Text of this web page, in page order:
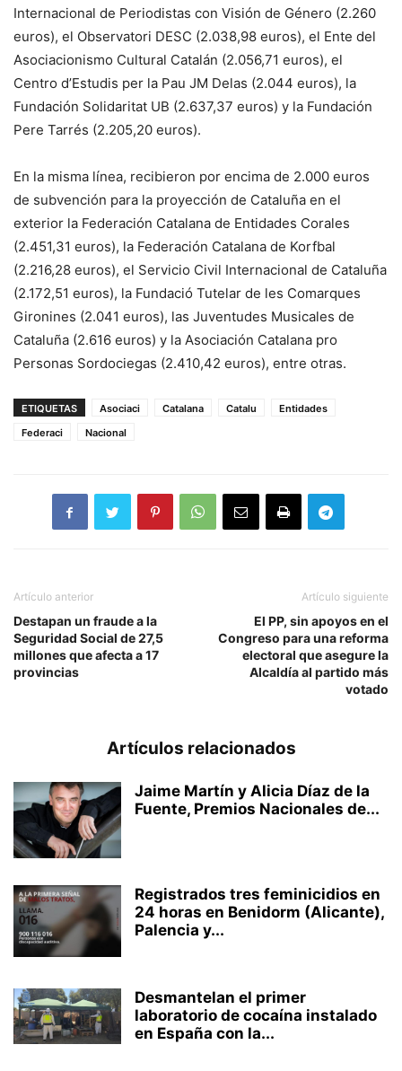
Internacional de Periodistas con Visión de Género (2.260
euros), el Observatori DESC (2.038,98 euros), el Ente del
Asociacionismo Cultural Catalán (2.056,71 euros), el
Centro d’Estudis per la Pau JM Delas (2.044 euros), la
Fundación Solidaritat UB (2.637,37 euros) y la Fundación
Pere Tarrés (2.205,20 euros).
En la misma línea, recibieron por encima de 2.000 euros
de subvención para la proyección de Cataluña en el
exterior la Federación Catalana de Entidades Corales
(2.451,31 euros), la Federación Catalana de Korfbal
(2.216,28 euros), el Servicio Civil Internacional de Cataluña
(2.172,51 euros), la Fundació Tutelar de les Comarques
Gironines (2.041 euros), las Juventudes Musicales de
Cataluña (2.616 euros) y la Asociación Catalana pro
Personas Sordociegas (2.410,42 euros), entre otras.
ETIQUETAS Asociaci Catalana Catalu
Entidades
Federaci
Nacional
Artículo anterior
Destapan un fraude a la
Seguridad Social de 27,5
millones que afecta a 17
provincias
Artículo siguiente
El PP, sin apoyos en el
Congreso para una reforma
electoral que asegure la
Alcaldía al partido más
votado
Artículos relacionados
Jaime Martín y Alicia Díaz de la
Fuente, Premios Nacionales de...
Registrados tres feminicidios en
24 horas en Benidorm (Alicante),
Palencia y...
Desmantelan el primer
laboratorio de cocaína instalado
en España con la...